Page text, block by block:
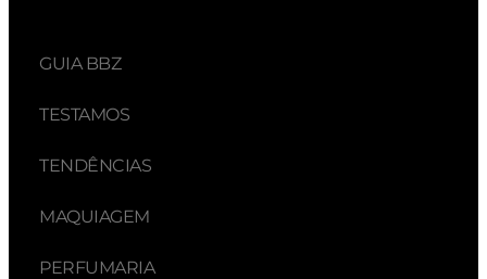
GUIA BBZ
TESTAMOS
TENDÊNCIAS
MAQUIAGEM
PERFUMARIA